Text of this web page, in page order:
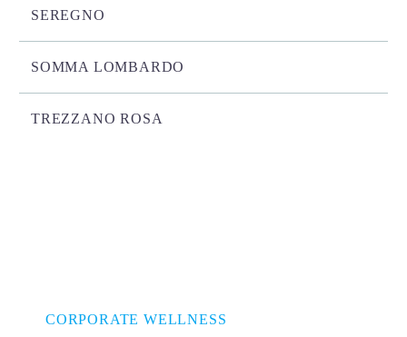
SEREGNO
SOMMA LOMBARDO
TREZZANO ROSA
CORPORATE WELLNESS